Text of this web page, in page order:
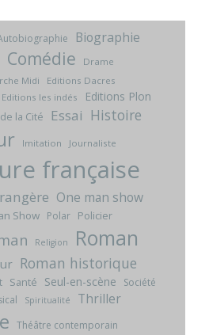
Biographie
Comédie
Drame
Midi
Editions Dacres
Editions les indés Editions Plon
la Cité Essai Histoire
Imitation Journaliste
française
One man show
Show Polar Policier
Religion Roman
Roman historique
Santé Seul-en-scène
Société
Spiritualité Thriller
Théâtre contemporain